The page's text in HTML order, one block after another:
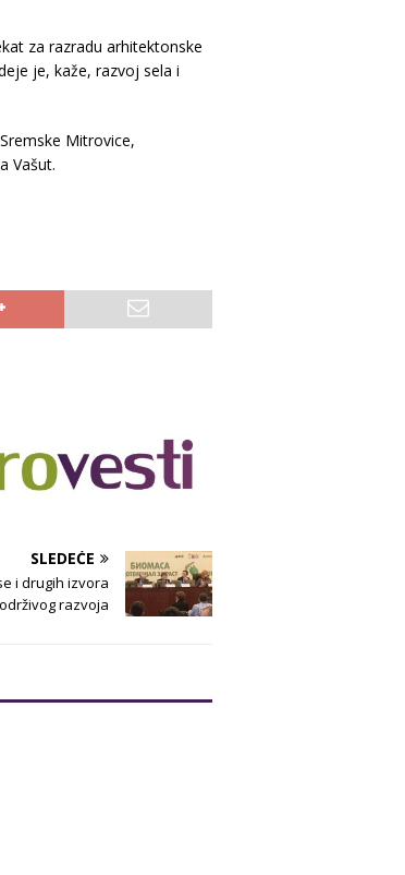
za razradu arhitektonske
je, kaže, razvoj sela i
Mitrovice,
Vašut.
SLEDEĆE
i drugih izvora
razvoja